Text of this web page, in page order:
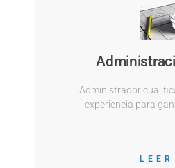
Administrador
experiencia para